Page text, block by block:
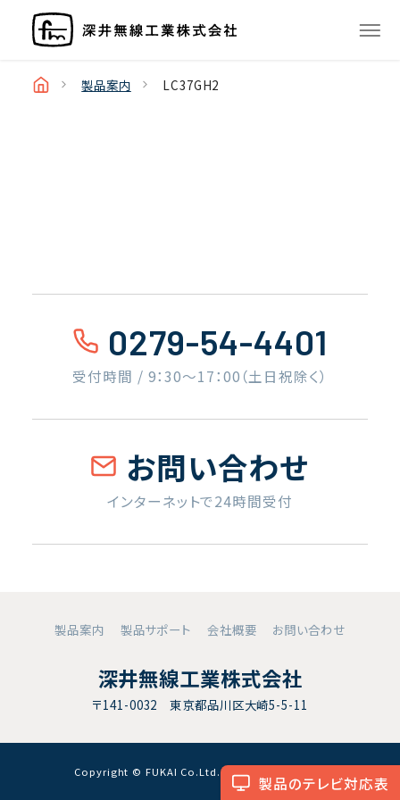
製品のテレビ対応表
製品案内 LC37GH2
0279-54-4401
受付時間 / 9：30〜17：00（土日祝除く）
お問い合わせ
インターネットで24時間受付
製品案内 製品サポート 会社概要 お問い合わせ
深井無線工業株式会社
〒141-0032 東京都品川区大崎5-5-11
Copyright © FUKAI Co.Ltd. All RightsReserved.